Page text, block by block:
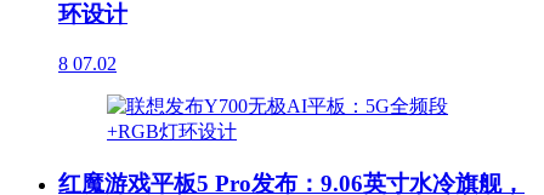
环设计
8 07.02
红魔游戏平板5 Pro发布：9.06英寸水冷旗舰，